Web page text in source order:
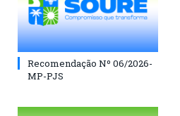
Recomendação Nº 06/2026-
MP-PJS